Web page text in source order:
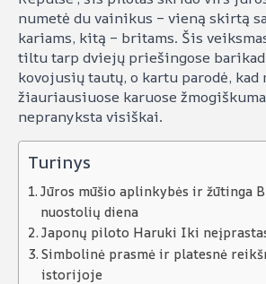
numetė du vainikus – vieną skirtą
kariams, kitą – britams. Šis
tiltu tarp dviejų priešingose
kovojusių tautų, o kartu parodė,
žiauriausiuose karuose
nepranyksta visiškai.
Turinys
Jūros mūšio aplinkybės ir žūtinga
nuostolių diena
Japonų piloto Haruki Iki
Simbolinė prasmė ir platesnė
istorijoje